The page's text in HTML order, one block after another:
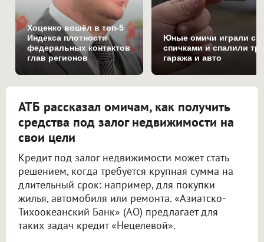
Хоценко вошёл в топ-5
Индекса плотности
федеральных контактов
глав регионов
Юные омичи играли со
спичками и спалили
гаража и авто
АТБ рассказал омичам, как получить
средства под залог недвижимости на
свои цели
Кредит под залог недвижимости может стать
решением, когда требуется крупная сумма на
длительный срок: например, для покупки
жилья, автомобиля или ремонта. «Азиатско-
Тихоокеанский Банк» (АО) предлагает для
таких задач кредит «Нецелевой».